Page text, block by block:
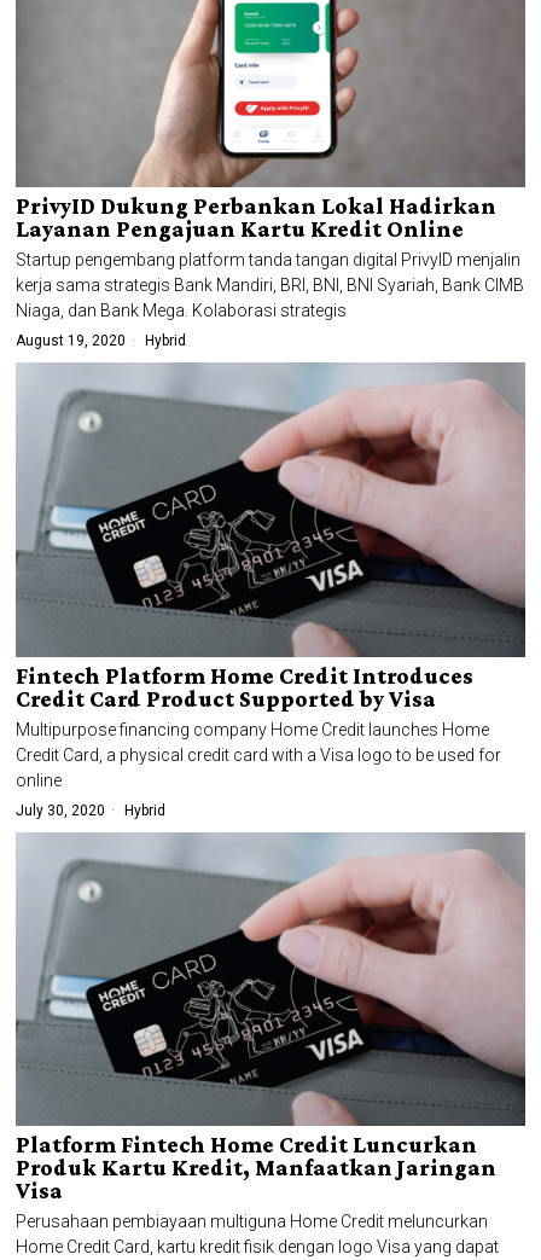
PrivyID Dukung Perbankan Lokal Hadirkan
Layanan Pengajuan Kartu Kredit Online
Startup pengembang platform tanda tangan digital PrivyID menjalin
kerja sama strategis Bank Mandiri, BRI, BNI, BNI Syariah, Bank CIMB
Niaga, dan Bank Mega. Kolaborasi strategis
August 19, 2020 Hybrid
Fintech Platform Home Credit Introduces
Credit Card Product Supported by Visa
Multipurpose financing company Home Credit launches Home
Credit Card, a physical credit card with a Visa logo to be used for
online
July 30, 2020 Hybrid
Platform Fintech Home Credit Luncurkan
Produk Kartu Kredit, Manfaatkan Jaringan
Visa
Perusahaan pembiayaan multiguna Home Credit meluncurkan
Home Credit Card, kartu kredit fisik dengan logo Visa yang dapat